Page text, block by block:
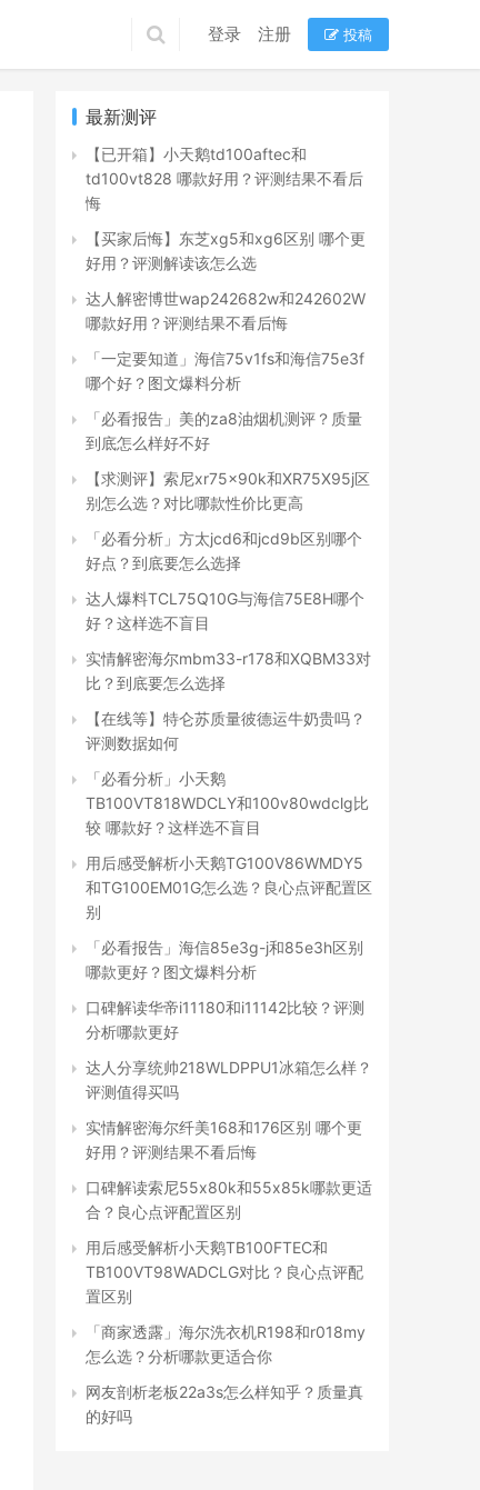
登录 注册 投稿
最新测评
【已开箱】小天鹅td100aftec和
td100vt828 哪款好用？评测结果不看后
悔
【买家后悔】东芝xg5和xg6区别 哪个更
好用？评测解读该怎么选
达人解密博世wap242682w和242602W
哪款好用？评测结果不看后悔
「一定要知道」海信75v1fs和海信75e3f
哪个好？图文爆料分析
「必看报告」美的za8油烟机测评？质量
到底怎么样好不好
【求测评】索尼xr75x90k和XR75X95j区
别怎么选？对比哪款性价比更高
「必看分析」方太jcd6和jcd9b区别哪个
好点？到底要怎么选择
达人爆料TCL75Q10G与海信75E8H哪个
好？这样选不盲目
实情解密海尔mbm33-r178和XQBM33对
比？到底要怎么选择
【在线等】特仑苏质量彼德运牛奶贵吗？
评测数据如何
「必看分析」小天鹅
TB100VT818WDCLY和100v80wdclg比
较 哪款好？这样选不盲目
用后感受解析小天鹅TG100V86WMDY5
和TG100EM01G怎么选？良心点评配置区
别
「必看报告」海信85e3g-j和85e3h区别
哪款更好？图文爆料分析
口碑解读华帝i11180和i11142比较？评测
分析哪款更好
达人分享统帅218WLDPPU1冰箱怎么样？
评测值得买吗
实情解密海尔纤美168和176区别 哪个更
好用？评测结果不看后悔
口碑解读索尼55x80k和55x85k哪款更适
合？良心点评配置区别
用后感受解析小天鹅TB100FTEC和
TB100VT98WADCLG对比？良心点评配
置区别
「商家透露」海尔洗衣机R198和r018my
怎么选？分析哪款更适合你
网友剖析老板22a3s怎么样知乎？质量真
的好吗